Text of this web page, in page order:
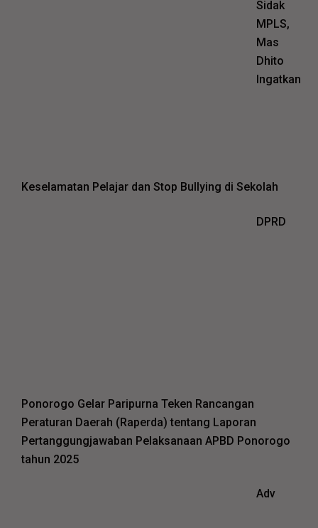
Sidak
MPLS,
Mas
Dhito
Ingatkan
Keselamatan Pelajar dan Stop Bullying di Sekolah
DPRD
Ponorogo Gelar Paripurna Teken Rancangan
Peraturan Daerah (Raperda) tentang Laporan
Pertanggungjawaban Pelaksanaan APBD Ponorogo
tahun 2025
Adv